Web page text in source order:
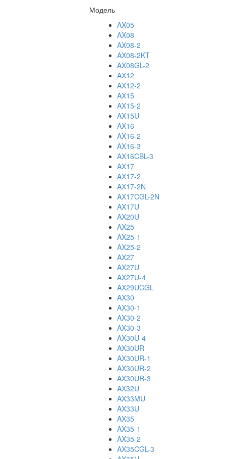
Модель
AX05
AX08
AX08-2
AX08-2KT
AX08GL-2
AX12
AX12-2
AX15
AX15-2
AX15U
AX16
AX16-2
AX16-3
AX16CBL-3
AX17
AX17-2
AX17-2N
AX17CGL-2N
AX17U
AX20U
AX25
AX25-1
AX25-2
AX27
AX27U
AX27U-4
AX29UCGL
AX30
AX30-1
AX30-2
AX30-3
AX30U-4
AX30UR
AX30UR-1
AX30UR-2
AX30UR-3
AX32U
AX33MU
AX33U
AX35
AX35-1
AX35-2
AX35CGL-3